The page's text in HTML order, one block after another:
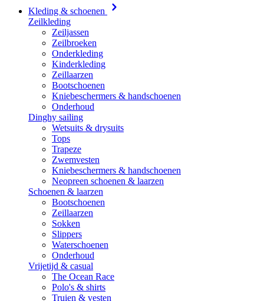
Kleding & schoenen
Zeilkleding
Zeiljassen
Zeilbroeken
Onderkleding
Kinderkleding
Zeillaarzen
Bootschoenen
Kniebeschermers & handschoenen
Onderhoud
Dinghy sailing
Wetsuits & drysuits
Tops
Trapeze
Zwemvesten
Kniebeschermers & handschoenen
Neopreen schoenen & laarzen
Schoenen & laarzen
Bootschoenen
Zeillaarzen
Sokken
Slippers
Waterschoenen
Onderhoud
Vrijetijd & casual
The Ocean Race
Polo's & shirts
Truien & vesten